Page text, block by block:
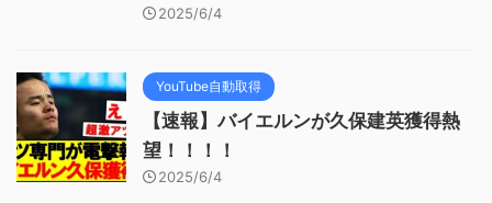
2025/6/4
YouTube自動取得
【速報】バイエルンが久保建英獲得熱
望！！！！
2025/6/4